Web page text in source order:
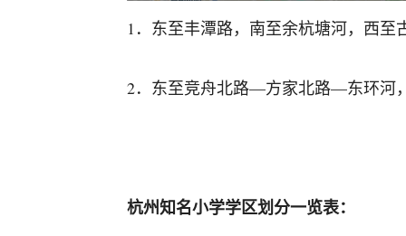
1．东至丰潭路，南至余杭塘河，西至
2．东至竞舟北路—方家北路—东环河
杭州知名小学学区划分一览表：